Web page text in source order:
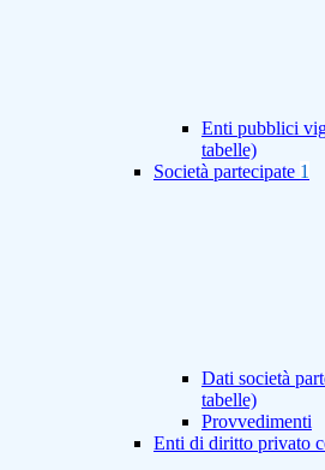
Enti pubblici
tabelle)
Società partecipate 1
Dati società
tabelle)
Provvedimenti
Enti di diritto privato